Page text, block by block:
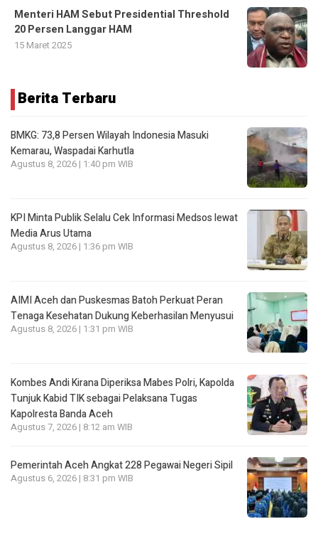
Menteri HAM Sebut Presidential Threshold
20 Persen Langgar HAM
15 Maret 2025
Berita Terbaru
BMKG: 73,8 Persen Wilayah Indonesia Masuki
Kemarau, Waspadai Karhutla
Agustus 8, 2026 | 1:40 pm WIB
KPI Minta Publik Selalu Cek Informasi Medsos lewat
Media Arus Utama
Agustus 8, 2026 | 1:36 pm WIB
AIMI Aceh dan Puskesmas Batoh Perkuat Peran
Tenaga Kesehatan Dukung Keberhasilan Menyusui
Agustus 8, 2026 | 1:31 pm WIB
Kombes Andi Kirana Diperiksa Mabes Polri, Kapolda
Tunjuk Kabid TIK sebagai Pelaksana Tugas
Kapolresta Banda Aceh
Agustus 7, 2026 | 8:12 am WIB
Pemerintah Aceh Angkat 228 Pegawai Negeri Sipil
Agustus 6, 2026 | 8:31 pm WIB